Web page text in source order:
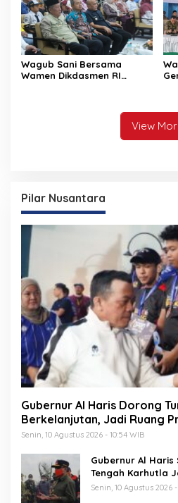
Wagub Sani Bersama
Wamen Dikdasmen RI
View
Pilar Nusantara
Gubernur Al Haris Dorong
Berkelanjutan, Jadi Ruang
Kebersamaan Masyarakat
Senin, 10 Agustus 2026 - 10:54 WIB
Gubernur Al
Tengah Karhutla
Turunkan Hujan di
Senin, 10 Agustus 2026 -